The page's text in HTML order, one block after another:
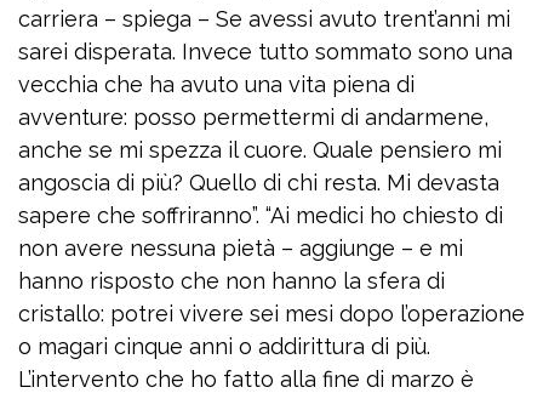
carriera – spiega – Se avessi avuto trent’anni mi
sarei disperata. Invece tutto sommato sono una
vecchia che ha avuto una vita piena di
avventure: posso permettermi di andarmene,
anche se mi spezza il cuore. Quale pensiero mi
angoscia di più? Quello di chi resta. Mi devasta
sapere che soffriranno”. “Ai medici ho chiesto di
non avere nessuna pietà – aggiunge – e mi
hanno risposto che non hanno la sfera di
cristallo: potrei vivere sei mesi dopo l’operazione
o magari cinque anni o addirittura di più.
L’intervento che ho fatto alla fine di marzo è